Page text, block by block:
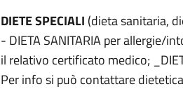
DIETE SPECIALI (dieta sanitaria,
- DIETA SANITARIA per allergie/
il relativo certificato medico;
Per info si può contattare